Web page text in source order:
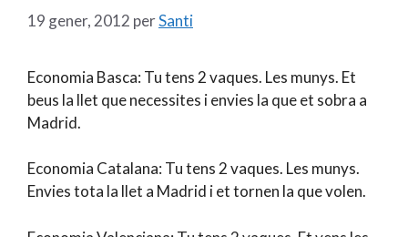
19 gener, 2012 perSanti
Economia Basca: Tu tens 2 vaques. Les munys. Et
beus la llet que necessites i envies la que et sobra a
Madrid.
Economia Catalana: Tu tens 2 vaques. Les munys.
Envies tota la llet a Madrid i et tornen la que volen.